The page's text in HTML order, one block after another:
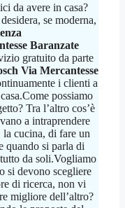
da avere in casa?
se moderna,
Baranzate
gratuito da parte
Via Mercantesse
i clienti a
possiamo
Tra l’altro cos’è
a intraprendere
la cucina, di fare un
quando si parla di
da soli.Vogliamo
si devono scegliere
di ricerca, non vi
migliore dell’altro?